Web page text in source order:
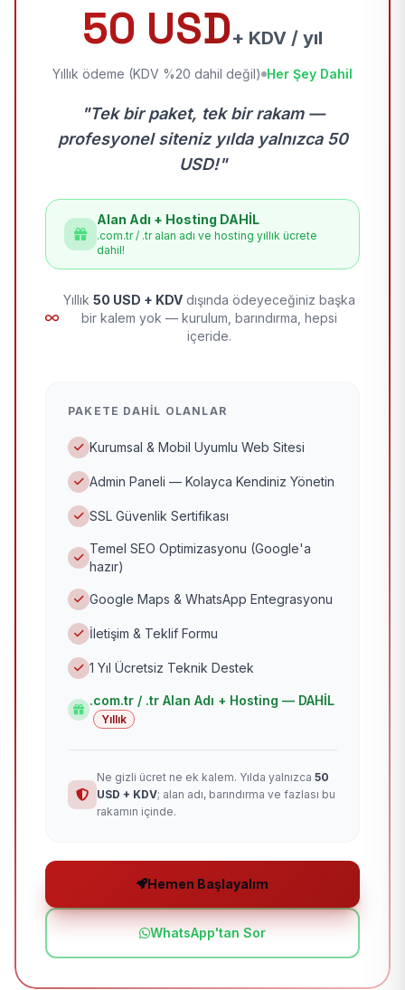
50 USD+ KDV / yıl
Yıllık ödeme (KDV %20 dahil değil) Her Şey Dahil
"Tek bir paket, tek bir rakam —
profesyonel siteniz yılda yalnızca 50
USD!"
Alan Adı + Hosting DAHİL
.com.tr / .tr alan adı ve hosting yıllık ücrete
dahil!
Yıllık 50 USD + KDV dışında ödeyeceğiniz başka
bir kalem yok — kurulum, barındırma, hepsi
içeride.
PAKETE DAHIL OLANLAR
Kurumsal & Mobil Uyumlu Web Sitesi
Admin Paneli — Kolayca Kendiniz Yönetin
SSL Güvenlik Sertifikası
Temel SEO Optimizasyonu (Google'a
hazır)
Google Maps & WhatsApp Entegrasyonu
İletişim & Teklif Formu
1 Yıl Ücretsiz Teknik Destek
.com.tr / .tr Alan Adı + Hosting — DAHİL
Yıllık
Ne gizli ücret ne ek kalem. Yılda yalnızca 50
USD + KDV; alan adı, barındırma ve fazlası bu
rakamın içinde.
Hemen Başlayalım
WhatsApp'tan Sor